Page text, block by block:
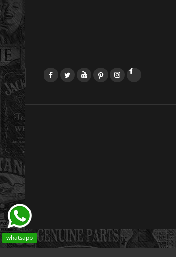
FacebookTwitterYouTubePinterestInstagram
whatsapp